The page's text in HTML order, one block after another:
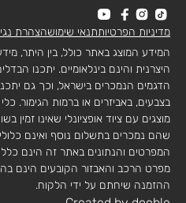
מדיניות הפרטיותתנאי שימושהצהרת
המידע המוצג באתר כולל, בין היתר,
היצרנית והינם בינלאומיים. יתכנו
הדגמים הנמכרים בישראל, וכך גם
בצבעים, באביזרים או ברמות הגימור.
מוצגים עם ציוד אופציונלי שאינו זמין
שהם נמכרים בתשלום נוסף ואינם
המפרטים והנתונים באתר זה הינם
מפרט הרכב והאבזור הקובעים הינם
ההזמנה שיחתם על ידי הלקוח.